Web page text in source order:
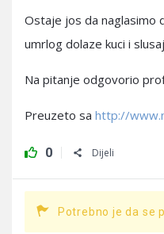
Ostaje jos da naglasimo
umrlog dolaze kuci i
Na pitanje odgovorio
Preuzeto sa http://
0 Dijeli
Potrebno je da se